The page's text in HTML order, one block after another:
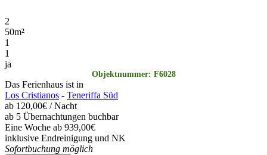
2
50m²
1
1
ja
Objektnummer: F6028
Das Ferienhaus ist in
Los Cristianos - Teneriffa Süd
ab 120,00€ / Nacht
ab 5 Übernachtungen buchbar
Eine Woche ab 939,00€
inklusive Endreinigung und NK
Sofortbuchung möglich